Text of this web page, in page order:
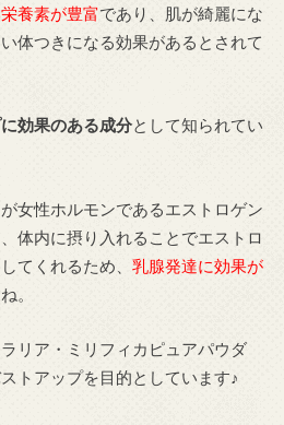
養素が豊富であり、肌が綺麗にな
体つきになる効果があるとされて
効果のある成分として知られてい
女性ホルモンであるエストロゲン
体内に摂り入れることでエストロ
てくれるため、 乳腺発達に効果が
。
リア・ミリフィカピュアパウダ
トアップを目的としています♪